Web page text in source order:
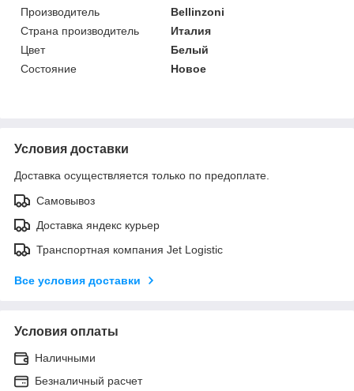
Производитель
Bellinzoni
Страна производитель
Италия
Цвет
Белый
Состояние
Новое
Условия доставки
Доставка осуществляется только по предоплате.
Самовывоз
Доставка яндекс курьер
Транспортная компания Jet Logistic
Все условия доставки
Условия оплаты
Наличными
Безналичный расчет